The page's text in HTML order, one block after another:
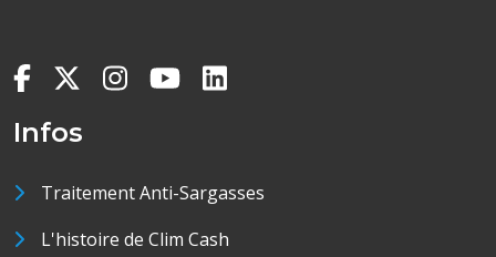
Infos
Traitement Anti-Sargasses
L'histoire de Clim Cash